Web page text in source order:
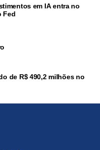
em IA entra no
Fed
de R$ 490,2 milhões no